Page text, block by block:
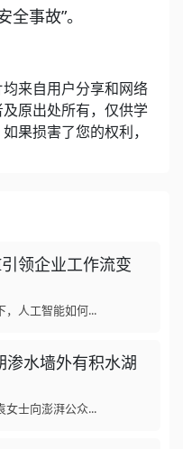
事故”。
来自用户分享和网络
原出处所有，仅供学
果损害了您的权利，
领企业工作流变
人工智能如何...
渗水墙外有积水湖
士向澎湃公众...